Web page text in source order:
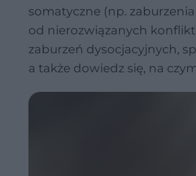
somatyczne (np.
od nierozwiązanych
zaburzeń dysocjacyjnych,
a także dowiedz się, na